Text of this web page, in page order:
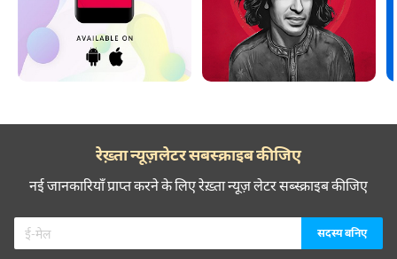
रेख़्ता न्यूज़लेटर सबस्क्राइब कीजिए
नई जानकारियाँ प्राप्त करने के लिए रेख़्ता न्यूज़ लेटर सब्स्क्राइब कीजिए